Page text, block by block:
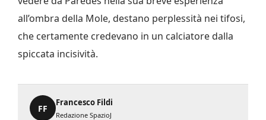
all’ombra della Mole, destano perplessità nei tifosi,
che certamente credevano in un calciatore dalla
spiccata incisività.
FF
Francesco Fildi
Redazione SpazioJ